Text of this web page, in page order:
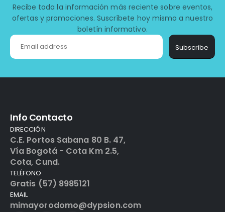
Recibe toda la información más reciente sobre eventos,
ofertas y promociones. Suscríbete hoy mismo a nuestro
boletín informativo.
Subscribe
Info Contacto
DIRECCIÓN
C.E. Portos Sabana 80 B. 47,
Vía Bogotá - Cota Km 2.5,
Cota, Cund.
TELÉFONO
Gratis (57) 8985121
EMAIL
mimayorodomo@dypsion.com